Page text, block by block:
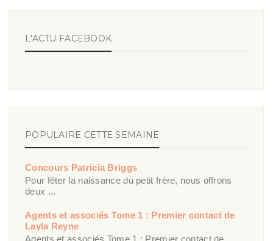
L'ACTU FACEBOOK
POPULAIRE CETTE SEMAINE
Concours Patricia Briggs
Pour fêter la naissance du petit frère, nous offrons
deux ...
Agents et associés Tome 1 : Premier contact de
Layla Reyne
Agents et associés Tome 1 : Premier contact de